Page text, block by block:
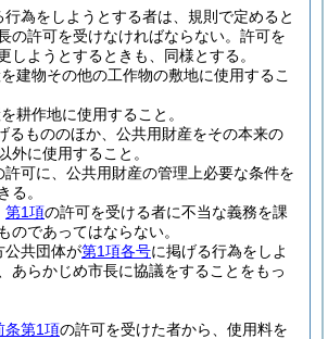
行為をしようとする者は、規則で定めると
の許可を受けなければならない。 許可を
しようとするときも、同様とする。
建物その他の工作物の敷地に使用するこ
耕作地に使用すること。
るもののほか、公共用財産をその本来の
外に使用すること。
許可に、公共用財産の管理上必要な条件を
る。
第1項の許可を受ける者に不当な義務を課
のであってはならない。
公共団体が第1項各号に掲げる行為をしよ
あらかじめ市長に協議をすることをもっ
条第1項の許可を受けた者から、使用料を